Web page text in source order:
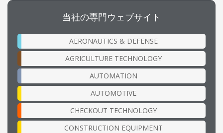
当社の専門ウェブサイト
AERONAUTICS & DEFENSE
AGRICULTURE TECHNOLOGY
AUTOMATION
AUTOMOTIVE
CHECKOUT TECHNOLOGY
CONSTRUCTION EQUIPMENT